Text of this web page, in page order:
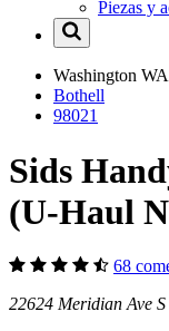
Piezas y
Washington WA
Bothell
98021
Sids
(U-Haul
68
22624 Meridian Ave